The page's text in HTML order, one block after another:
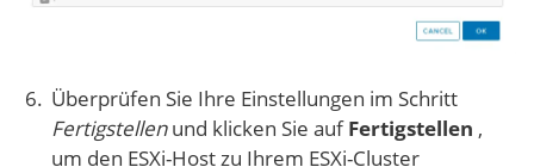
Überprüfen Sie Ihre Einstellungen im Schritt
Fertigstellenund klicken Sie aufFertigstellen ,
um den ESXi-Host zu Ihrem ESXi-Cluster